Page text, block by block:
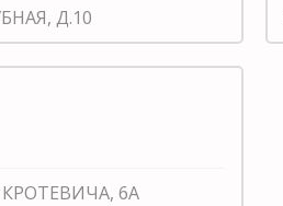
Д.10
КРОТЕВИЧА, 6А